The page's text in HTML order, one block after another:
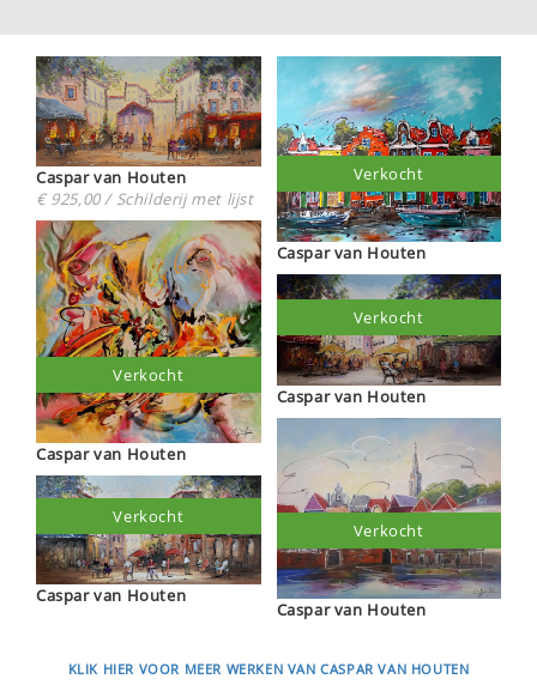
Caspar van Houten
€ 925,00 / Schilderij met lijst
Caspar van Houten
Verkocht
Caspar van Houten
Verkocht
Caspar van Houten
Verkocht
Caspar van Houten
Verkocht
Caspar van Houten
Verkocht
KLIK HIER VOOR MEER WERKEN VAN CASPAR VAN HOUTEN